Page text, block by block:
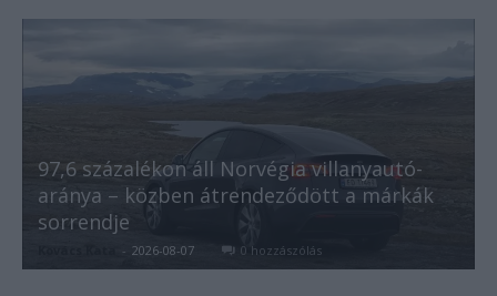
97,6 százalékon áll Norvégia villanyautó-
aránya – közben átrendeződött a márkák
sorrendje
- 2026-08-07 0 hozzászólás